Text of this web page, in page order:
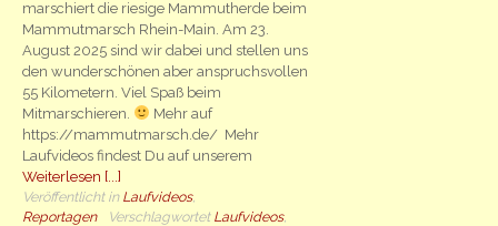
marschiert die riesige Mammutherde beim
Mammutmarsch Rhein-Main. Am 23.
August 2025 sind wir dabei und stellen uns
den wunderschönen aber anspruchsvollen
55 Kilometern. Viel Spaß beim
Mitmarschieren.
Mehr auf
https://mammutmarsch.de/ Mehr
Laufvideos findest Du auf unserem
Weiterlesen [...]
Veröffentlicht in Laufvideos,
Reportagen
Verschlagwortet Laufvideos,